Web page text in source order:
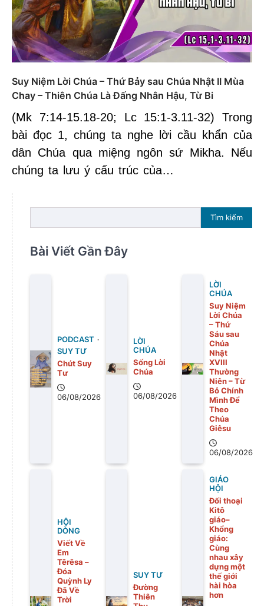
Suy Niệm Lời Chúa – Thứ Bảy sau Chúa Nhật II Mùa
Chay – Thiên Chúa Là Đấng Nhân Hậu, Từ Bi
(Mk 7:14-15.18-20; Lc 15:1-3.11-32) Trong
bài đọc 1, chúng ta nghe lời cầu khẩn của
dân Chúa qua miệng ngôn sứ Mikha. Nếu
chúng ta lưu ý cấu trúc của…
Tìm kiếm
Bài Viết Gần Đây
PODCAST
SUY TƯ
Chút Suy
Tư
06/08/2026
LỜI
CHÚA
Sống Lời
Chúa
06/08/2026
LỜI
CHÚA
Suy Niệm
Lời Chúa
– Thứ
Sáu sau
Chúa
Nhật
XVIII
Thường
Niên – Từ
Bỏ Chính
Mình Để
Theo
Chúa
Giêsu
06/08/2026
HỘI
DÒNG
Viết Về
Em
Têrêsa –
Đóa
Quỳnh Ly
Đã Về
Trời
SUY TƯ
Đường
Thiên
GIÁO
HỘI
Đối thoại
Kitô
giáo–
Khổng
giáo:
Cùng
nhau xây
dựng một
thế giới
hài hòa
hơn